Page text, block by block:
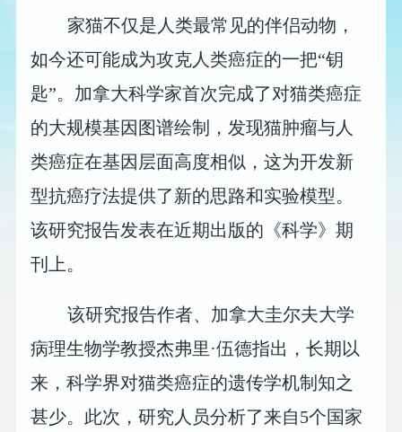
家猫不仅是人类最常见的伴侣动物，
如今还可能成为攻克人类癌症的一把“钥
匙”。加拿大科学家首次完成了对猫类癌症
的大规模基因图谱绘制，发现猫肿瘤与人
类癌症在基因层面高度相似，这为开发新
型抗癌疗法提供了新的思路和实验模型。
该研究报告发表在近期出版的《科学》期
刊上。
该研究报告作者、加拿大圭尔夫大学
病理生物学教授杰弗里·伍德指出，长期以
来，科学界对猫类癌症的遗传学机制知之
甚少。此次，研究人员分析了来自5个国家